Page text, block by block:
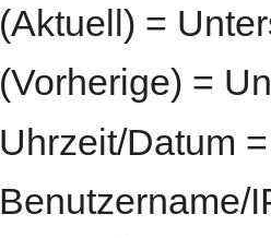
(Aktuell) =
(Vorherige) =
Uhrzeit/Datum
Benutzername/